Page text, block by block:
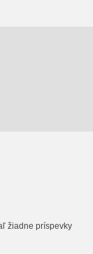
žiadne príspevky